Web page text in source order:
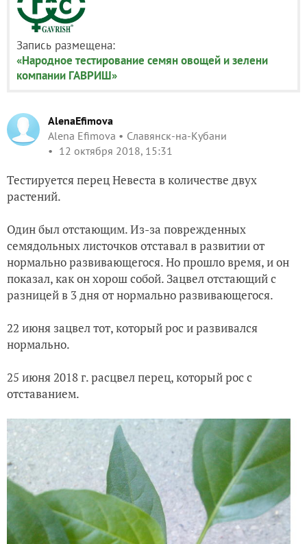
Запись размещена:
«Народное тестирование семян овощей и зелени
компании ГАВРИШ»
AlenaEfimova
Alena Efimova
Славянск-на-Кубани
12 октября 2018, 15:31
Тестируется перец Невеста в количестве двух
растений.
Один был отстающим. Из-за поврежденных
семядольных листочков отставал в развитии от
нормально развивающегося. Но прошло время, и он
показал, как он хорош собой. Зацвел отстающий с
разницей в 3 дня от нормально развивающегося.
22 июня зацвел тот, который рос и развивался
нормально.
25 июня 2018 г. расцвел перец, который рос с
отставанием.